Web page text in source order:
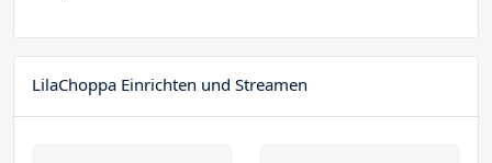
LilaChoppa Einrichten und Streamen